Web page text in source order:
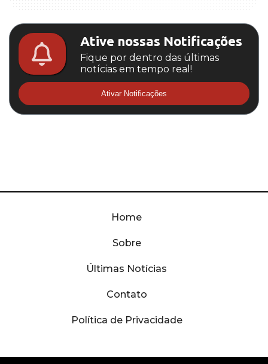
Ative nossas Notificações
Fique por dentro das últimas
notícias em tempo real!
Ativar Notificações
Home
Sobre
Últimas Notícias
Contato
Política de Privacidade